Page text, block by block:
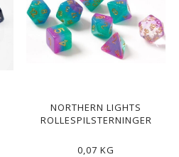
NORTHERN LIGHTS
ROLLESPILSTERNINGER
0,07 KG